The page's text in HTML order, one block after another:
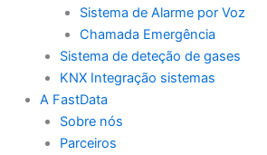
Sistema de Alarme por Voz
Chamada Emergência
Sistema de deteção de gases
KNX Integração sistemas
A FastData
Sobre nós
Parceiros